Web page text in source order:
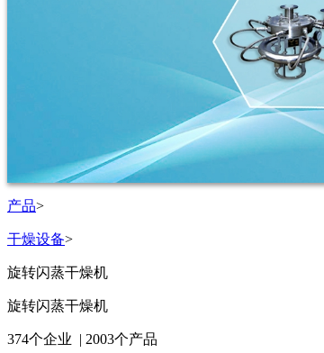
产品>
干燥设备>
旋转闪蒸干燥机
旋转闪蒸干燥机
374个企业 | 2003个产品